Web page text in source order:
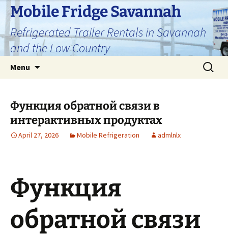
Skip
content
Mobile Fridge Savannah
Refrigerated Trailer Rentals in Savannah
and the Low Country
Menu
Search
for:
Функция обратной связи в
интерактивных продуктах
April 27, 2026 Mobile Refrigeration admlnlx
Функция
обратной связи